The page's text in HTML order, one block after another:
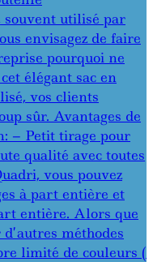
souvent utilisé par
envisagez de faire
pourquoi ne
élégant sac en
vos clients
sûr. Avantages de
– Petit tirage pour
qualité avec toutes
vous pouvez
à part entière et
entière. Alors que
méthodes
limité de couleurs (